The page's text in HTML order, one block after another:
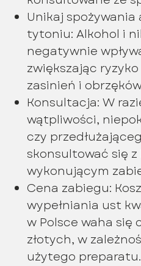
Unikaj
tytoniu: Alkohol i
negatywnie
zwiększając
zasinień i
Konsultacja: W
wątpliwości,
czy
skonsultować się z
wykonującym
Cena zabiegu:
wypełniania ust
w Polsce waha się
złotych, w
użytego preparatu.